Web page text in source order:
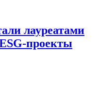
лауреатами
проекты